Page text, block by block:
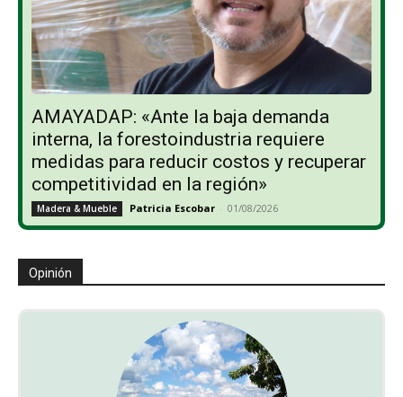
AMAYADAP: «Ante la baja demanda
interna, la forestoindustria requiere
medidas para reducir costos y recuperar
competitividad en la región»
Madera & Mueble Patricia Escobar - 01/08/2026
Opinión